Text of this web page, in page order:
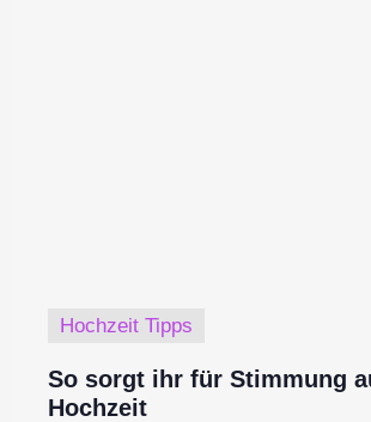
Hochzeit Tipps
So sorgt ihr für Stimmung
Hochzeit